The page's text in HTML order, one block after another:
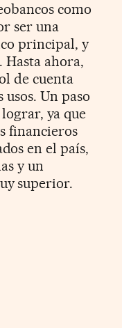
como
ser una
principal, y
Hasta ahora,
de cuenta
Un paso
ya que
financieros
en el país,
y un
superior.